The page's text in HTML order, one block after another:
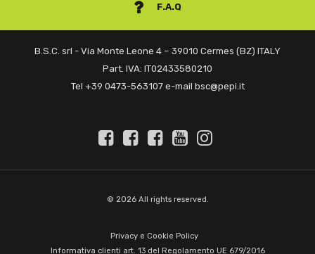
F.A.Q
B.S.C. srl - Via Monte Leone 4 – 39010 Cermes (BZ) ITALY
Part. IVA: IT02433580210
Tel +39 0473-563107 e-mail bsc@pepi.it
© 2026 All rights reserved.
Privacy e Cookie Policy
Informativa clienti art. 13 del Regolamento UE 679/2016